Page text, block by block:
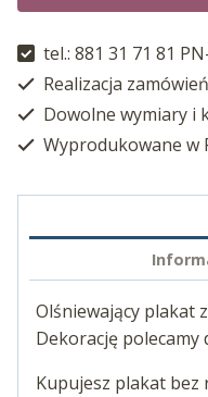
tel.: 881 31 71 81
Realizacja
Dowolne wymiary i
Wyprodukowane w
Olśniewający plakat
Dekorację polecamy
Kupujesz plakat bez